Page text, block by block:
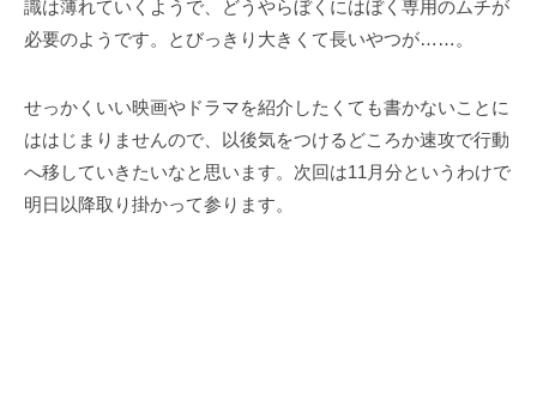
識は薄れていくようで、どうやらぼくにはぼく専用のムチが
必要のようです。とびっきり大きくて長いやつが……。
せっかくいい映画やドラマを紹介したくても書かないことに
ははじまりませんので、以後気をつけるどころか速攻で行動
へ移していきたいなと思います。次回は11月分というわけで
明日以降取り掛かって参ります。